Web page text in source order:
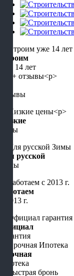
Строим
уже 14 лет
отзывы
Низкие
цены
Для русской
Зимы
Работаем
с 2013 г.
Официал
гарантия
Срочная
Ипотека